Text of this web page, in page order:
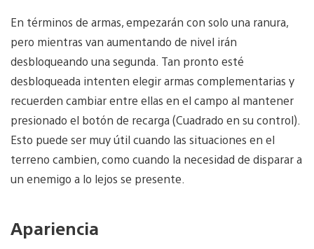
En términos de armas, empezarán con solo una ranura,
pero mientras van aumentando de nivel irán
desbloqueando una segunda. Tan pronto esté
desbloqueada intenten elegir armas complementarias y
recuerden cambiar entre ellas en el campo al mantener
presionado el botón de recarga (Cuadrado en su control).
Esto puede ser muy útil cuando las situaciones en el
terreno cambien, como cuando la necesidad de disparar a
un enemigo a lo lejos se presente.
Apariencia